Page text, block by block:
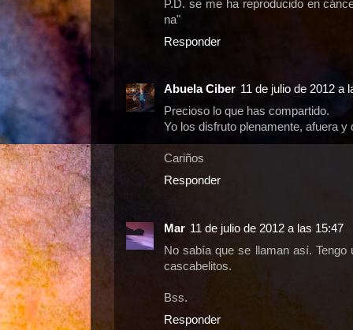
P.D. se me ha reproducido en
na"
Responder
Abuela Ciber 11 de julio de 2012 a
Precioso lo que has compartido.
Yo los disfruto plenamente, afuera y
Cariños
Responder
Mar 11 de julio de 2012 a las 15:47
No sabía que se llaman así. Tengo
cascabelitos.
Bss.
Responder